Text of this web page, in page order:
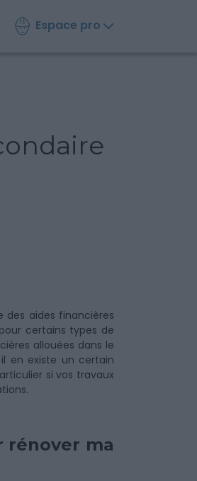
Espace pro
des aides financières
certains types de
allouées dans le
en existe un certain
si vos travaux
rénover ma